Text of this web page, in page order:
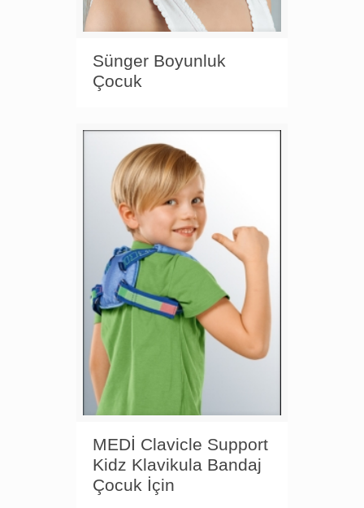
Sünger Boyunluk
Çocuk
MEDİ Clavicle Support
Kidz Klavikula Bandaj
Çocuk İçin